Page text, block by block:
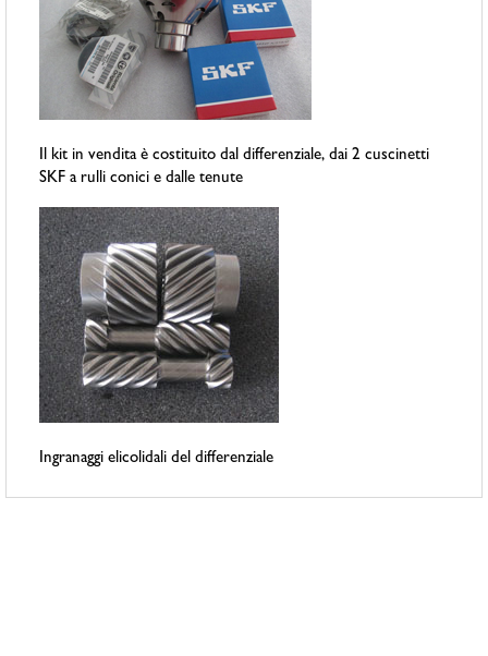
Il kit in vendita è costituito dal differenziale, dai 2 cuscinetti
SKF a rulli conici e dalle tenute
Ingranaggi elicolidali del differenziale